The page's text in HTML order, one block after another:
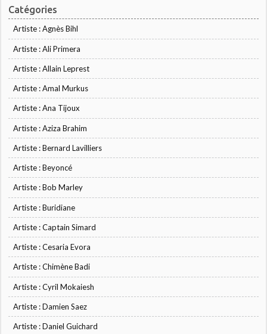
Catégories
Artiste : Agnès Bihl
Artiste : Ali Primera
Artiste : Allain Leprest
Artiste : Amal Murkus
Artiste : Ana Tijoux
Artiste : Aziza Brahim
Artiste : Bernard Lavilliers
Artiste : Beyoncé
Artiste : Bob Marley
Artiste : Buridiane
Artiste : Captain Simard
Artiste : Cesaria Evora
Artiste : Chimène Badi
Artiste : Cyril Mokaiesh
Artiste : Damien Saez
Artiste : Daniel Guichard